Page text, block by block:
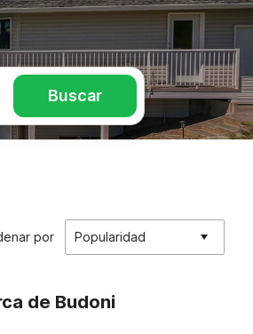
Buscar
por Popularidad
de Budoni